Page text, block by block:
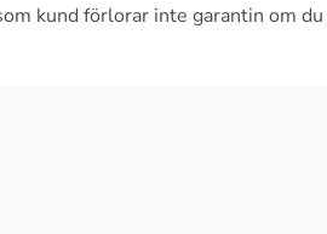
kund förlorar inte garantin om